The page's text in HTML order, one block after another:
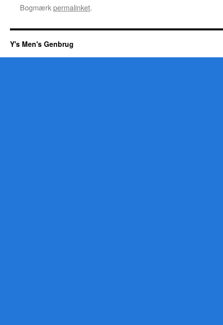
Bogmærkpermalinket.
Y's Men's Genbrug